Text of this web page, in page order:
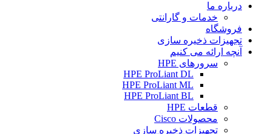
درباره ما
خدمات و گارانتی
فروشگاه
تجهیزات ذخیره سازی
آنچه ارائه می کنیم
سرورهای HPE
HPE ProLiant DL
HPE ProLiant ML
HPE ProLiant BL
قطعات HPE
محصولات Cisco
تجهیزات ذخیره سازی